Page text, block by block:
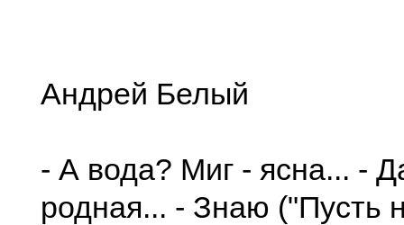
Андрей Белый
- А вода? Миг - ясна... -
родная... - Знаю ("Пусть